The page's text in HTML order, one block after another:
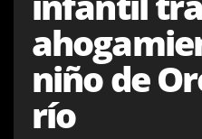
niño de
río